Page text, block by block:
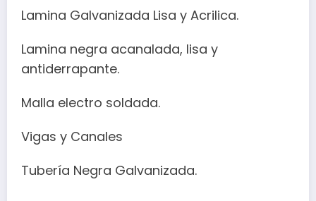
Lamina Galvanizada Lisa y Acrilica.
Lamina negra acanalada, lisa y
antiderrapante.
Malla electro soldada.
Vigas y Canales
Tubería Negra Galvanizada.